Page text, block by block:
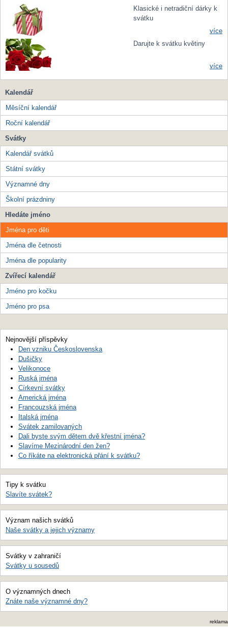
Klasické i netradiční dárky k
svátku
více
Darujte k svátku květiny
více
Kalendář
Měsíční kalendář
Roční kalendář
Svátky
Kalendář svátků
Státní svátky
Významné dny
Školní prázdniny
Hledáte jméno
Jména pro děti
Jména dle četnosti
Jména dle popularity
Zvířecí kalendář
Jméno pro kočku
Jméno pro psa
Nejnovější příspěvky
Den vzniku Československa
Dušičky
Velikonoce
Ruská jména
Církevní svátky
Americká jména
Francouzská jména
Italská jména
Svátek zamilovaných
Dali byste svým dětem dvě křestní jména?
Slavíme Mezinárodní den žen?
Co říkáte na elektronická přání k svátku?
Tipy k svátku
Slavíte svátek?
Význam našich svátků
Naše svátky a jejich významy
Svátky v zahraničí
Svátky u sousedů
O významných dnech
Znáte naše významné dny?
reklama